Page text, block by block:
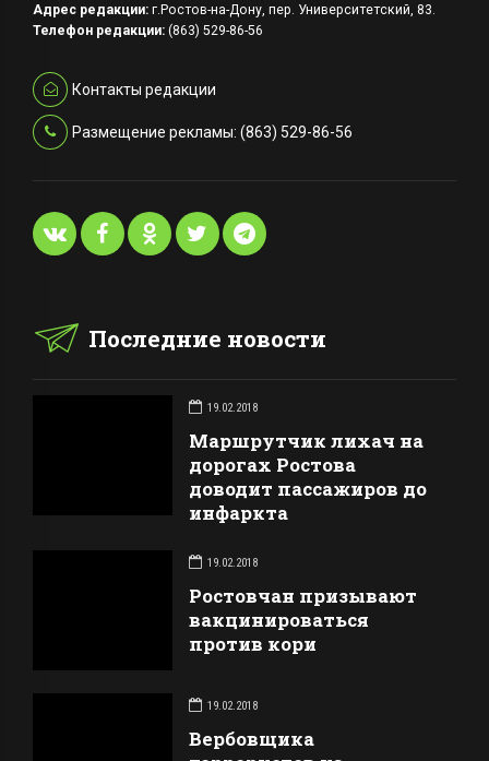
Адрес редакции: г.Ростов-на-Дону, пер. Университетский, 83.
Телефон редакции: (863) 529-86-56
Контакты редакции
Размещение рекламы: (863) 529-86-56
Последние новости
19.02.2018
Маршрутчик лихач на
дорогах Ростова
доводит пассажиров до
инфаркта
19.02.2018
Ростовчан призывают
вакцинироваться
против кори
19.02.2018
Вербовщика